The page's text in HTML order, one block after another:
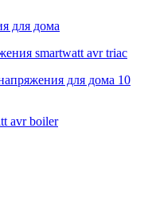
для дома
smartwatt avr triac
для дома 10
avr boiler